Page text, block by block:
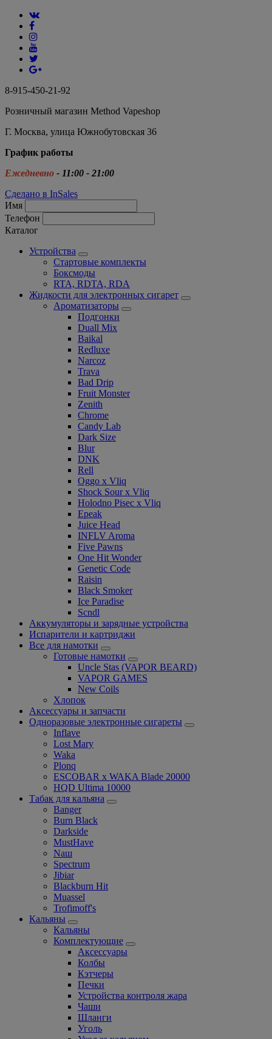
8-915-450-21-92
Розничный магазин Method Vapeshop
Г. Москва, улица Южнобутовская 36
График работы
Ежедневно - 11:00 - 21:00
Сделано в InSales
Имя
Телефон
Каталог
Устройства
Стартовые комплекты
Боксмоды
RTA, RDTA, RDA
Жидкости для электронных сигарет
Ароматизаторы
Подгонки
Duall Mix
Baikal
Redluxe
Narcoz
Trava
Bad Drip
Fruit Monster
Zenith
Chrome
Candy Lab
Dark Size
Blur
DNK
Rell
Oggo x Vliq
Shock Sour x Vliq
Holodno Pisec x Vliq
Epeak
Juice Head
INFLV Aroma
Five Pawns
One Hit Wonder
Genetic Code
Raisin
Black Smoker
Ice Paradise
Scndl
Аккумуляторы и зарядные устройства
Испарители и картриджи
Все для намотки
Готовые намотки
Uncle Stas (VAPOR BEARD)
VAPOR GAMES
New Coils
Хлопок
Аксессуары и запчасти
Одноразовые электронные сигареты
Inflave
Lost Mary
Waka
Plonq
ESCOBAR x WAKA Blade 20000
HQD Ultima 10000
Табак для кальяна
Banger
Burn Black
Darkside
MustHave
Nаш
Spectrum
Jibiar
Blackburn Hit
Muassel
Trofimoff's
Кальяны
Кальяны
Комплектующие
Аксессуары
Колбы
Кэтчеры
Печки
Устройства контроля жара
Чаши
Шланги
Уголь